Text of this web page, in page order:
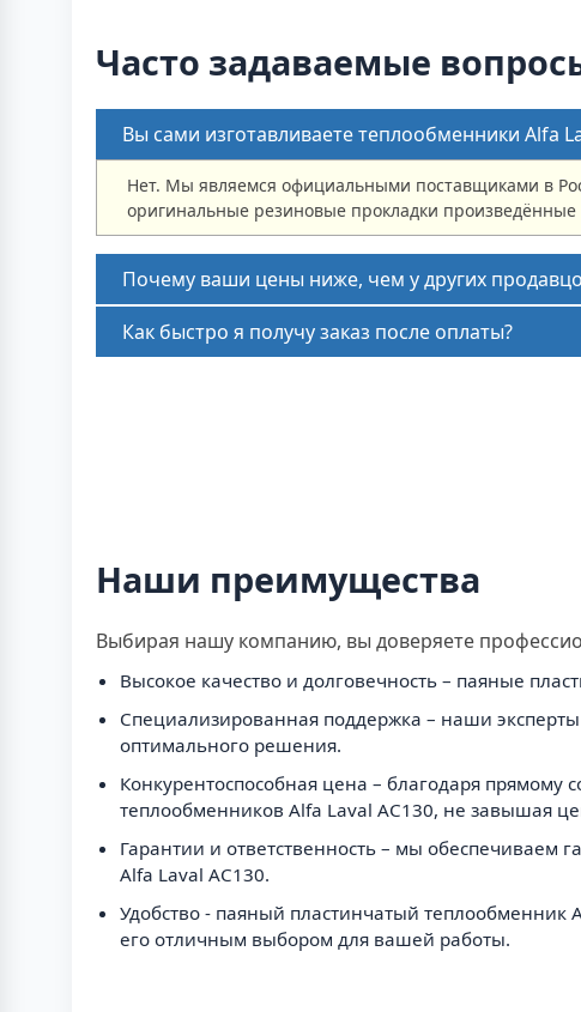
Часто задаваемые
Вы сами изготавливаете теплообменники Alfa
Нет. Мы являемся официальными поставщиками в
оригинальные резиновые прокладки
Почему ваши цены ниже, чем у других
Как быстро я получу заказ после оплаты?
Наши преимущества
Выбирая нашу компанию, вы доверяете
Высокое качество и долговечность – паяные
Специализированная поддержка – наши
оптимального решения.
Конкурентоспособная цена – благодаря
теплообменников Alfa Laval AC130, не завышая
Гарантии и ответственность – мы обеспечиваем
Alfa Laval AC130.
Удобство - паяный пластинчатый теплообменник
его отличным выбором для вашей работы.